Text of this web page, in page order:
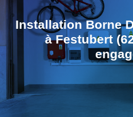
Installation Borne
à Festubert